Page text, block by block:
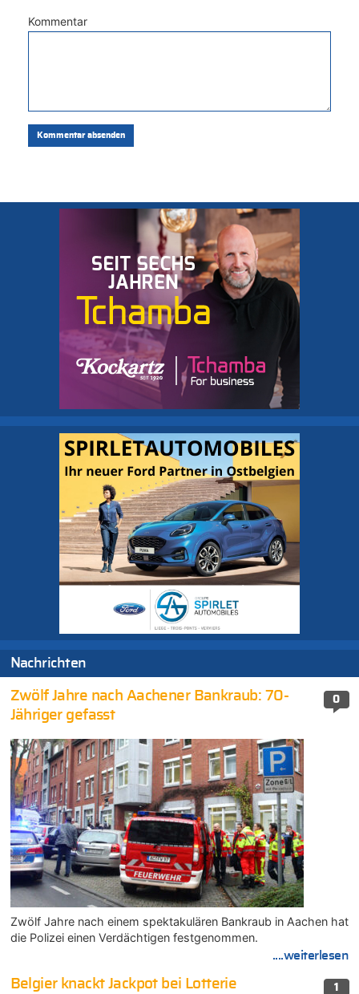
Kommentar
Nachrichten
0
Zwölf Jahre nach Aachener Bankraub: 70-
Jähriger gefasst
Zwölf Jahre nach einem spektakulären Bankraub in Aachen hat
die Polizei einen Verdächtigen festgenommen.
....weiterlesen
1
Belgier knackt Jackpot bei Lotterie